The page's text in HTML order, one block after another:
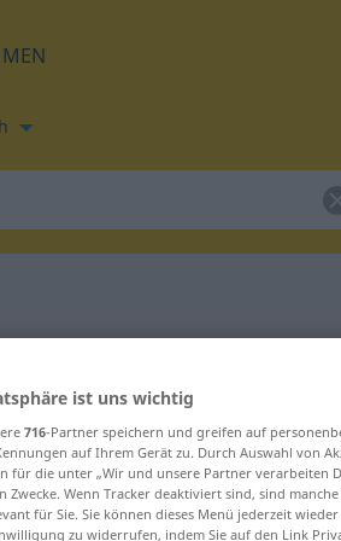
für "hiatus"
ist uns wichtig
716-Partner speichern und greifen auf
auf Ihrem Gerät zu. Durch Auswahl von
für die unter „Wir und unsere Partner verarbeiten
Zwecke. Wenn Tracker deaktiviert sind, sind
für Sie. Sie können dieses Menü jederzeit
zu widerrufen, indem Sie auf den Link